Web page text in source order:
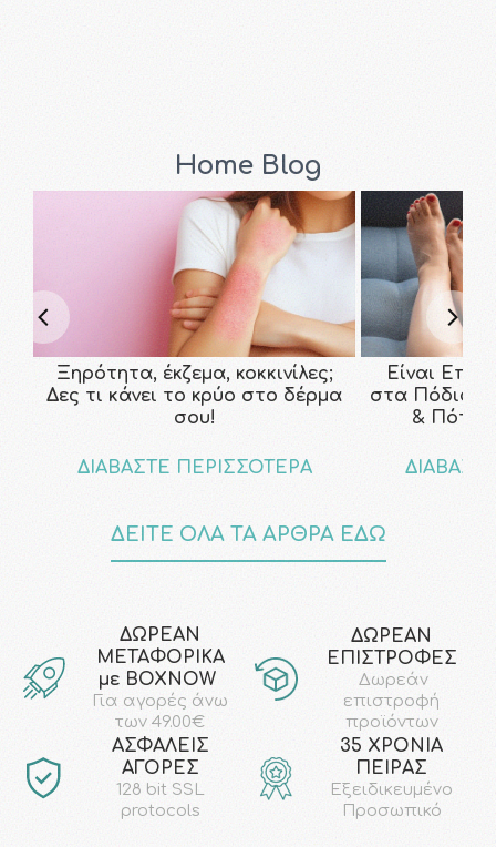
Home Blog
Ξηρότητα, έκζεμα, κοκκινίλες;
Δες τι κάνει το κρύο στο δέρμα
σου!
ΔΙΑΒΑΣΤΕ ΠΕΡΙΣΣΟΤΕΡΑ
Είναι
στα Πόδια;
& Πότε
ΔΕΙΤΕ ΟΛΑ ΤΑ ΑΡΘΡΑ ΕΔΩ
ΔΩΡΕΑΝ
ΜΕΤΑΦΟΡΙΚΑ
με ΒΟΧΝΟW
Για αγορές άνω
των 49.00€
ΔΩΡΕΑΝ
ΕΠΙΣΤΡΟΦΕΣ
Δωρεάν
επιστροφή
προϊόντων
AΣΦΑΛΕΙΣ
ΑΓΟΡΕΣ
128 bit SSL
protocols
35 ΧΡΟΝΙΑ
ΠΕΙΡΑΣ
Εξειδικευμένο
Προσωπικό